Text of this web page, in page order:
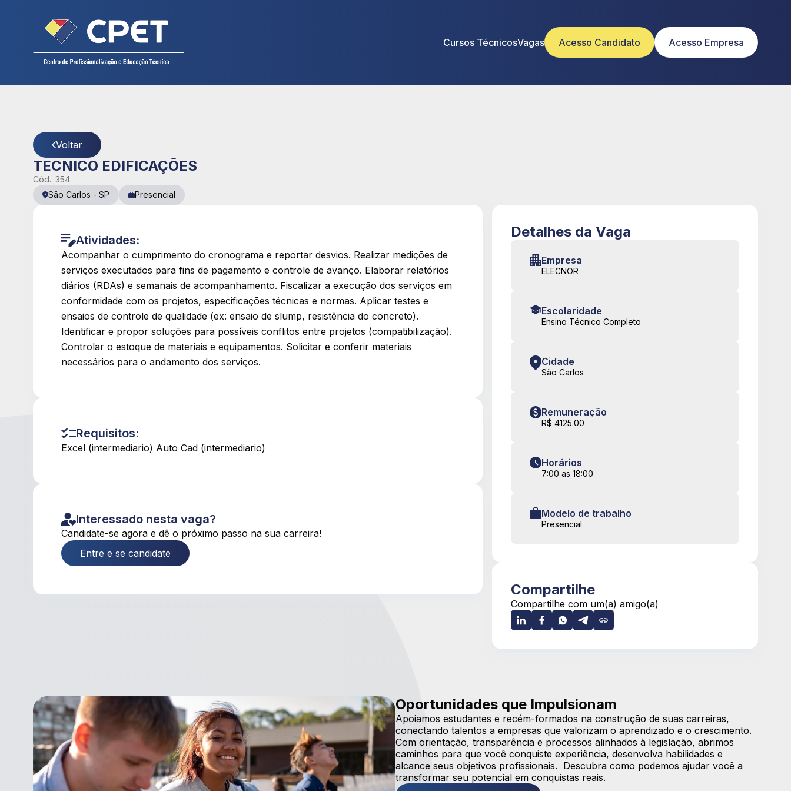
Cursos TécnicosVagas Acesso Candidato Acesso Empresa
Cadastre seu currículo
Voltar
TECNICO EDIFICAÇÕES
Cód.: 354
São Carlos - SP Presencial
Atividades:
Acompanhar o cumprimento do cronograma e reportar desvios. Realizar medições de
serviços executados para fins de pagamento e controle de avanço. Elaborar relatórios
diários (RDAs) e semanais de acompanhamento. Fiscalizar a execução dos serviços em
conformidade com os projetos, especificações técnicas e normas. Aplicar testes e
ensaios de controle de qualidade (ex: ensaio de slump, resistência do concreto).
Identificar e propor soluções para possíveis conflitos entre projetos (compatibilização).
Controlar o estoque de materiais e equipamentos. Solicitar e conferir materiais
necessários para o andamento dos serviços.
Requisitos:
Excel (intermediario) Auto Cad (intermediario)
Interessado nesta vaga?
Candidate-se agora e dê o próximo passo na sua carreira!
Entre e se candidate
Detalhes da Vaga
Empresa
ELECNOR
Escolaridade
Ensino Técnico Completo
Cidade
São Carlos
Remuneração
R$ 4125.00
Horários
7:00 as 18:00
Modelo de trabalho
Presencial
Compartilhe
Compartilhe com um(a) amigo(a)
Oportunidades que Impulsionam
Apoiamos estudantes e recém-formados na construção de suas carreiras,
conectando talentos a empresas que valorizam o aprendizado e o crescimento.
Com orientação, transparência e processos alinhados à legislação, abrimos
caminhos para que você conquiste experiência, desenvolva habilidades e
alcance seus objetivos profissionais. Descubra como podemos ajudar você a
transformar seu potencial em conquistas reais.